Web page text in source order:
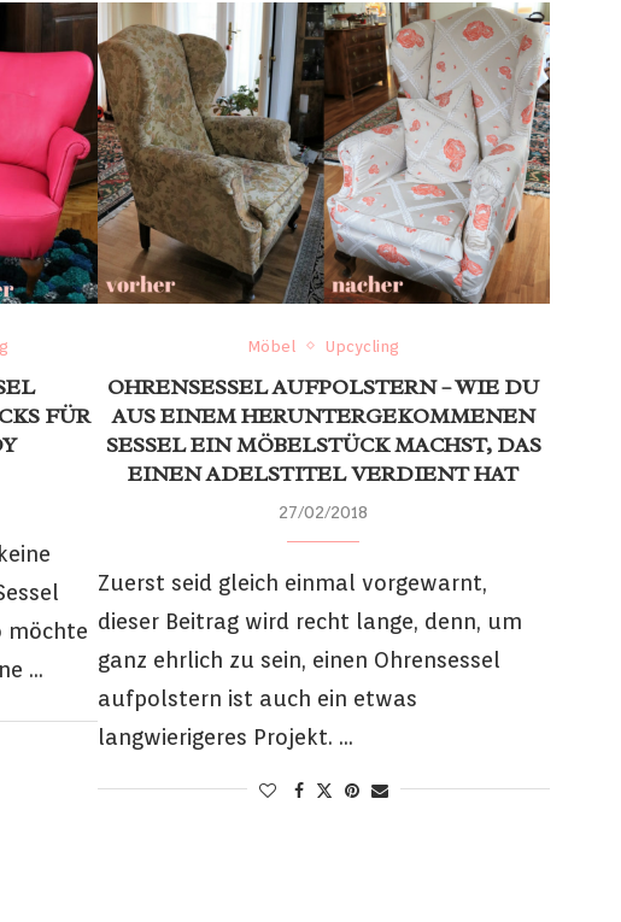
FÜR
möchte
…
Möbel Upcycling
OHRENSESSEL AUFPOLSTERN – WIE DU
AUS EINEM HERUNTERGEKOMMENEN
SESSEL EIN MÖBELSTÜCK MACHST, DAS
EINEN ADELSTITEL VERDIENT HAT
27/02/2018
Zuerst seid gleich einmal vorgewarnt,
dieser Beitrag wird recht lange, denn, um
ganz ehrlich zu sein, einen Ohrensessel
aufpolstern ist auch ein etwas
langwierigeres Projekt. …